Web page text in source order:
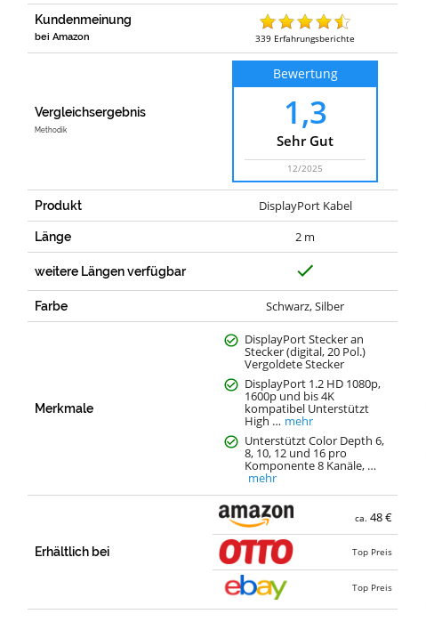
Kundenmeinung
bei Amazon 339 Erfahrungsberichte
Vergleichsergebnis
Methodik
Bewertung
1,3
Sehr Gut
12/2025
Produkt DisplayPort Kabel
Länge 2 m
weitere Längen verfügbar
Farbe Schwarz, Silber
Merkmale
DisplayPort Stecker an
Stecker (digital, 20 Pol.)
Vergoldete Stecker
DisplayPort 1.2 HD 1080p,
1600p und bis 4K
kompatibel Unterstützt
High … mehr
Unterstützt Color Depth 6,
8, 10, 12 und 16 pro
Komponente 8 Kanäle, …
mehr
Erhältlich bei
ca.48 €
Top Preis
Top Preis